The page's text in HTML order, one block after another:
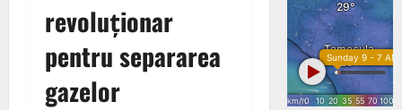
revoluționar
pentru separarea
gazelor